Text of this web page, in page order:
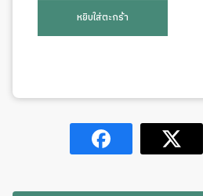
หยิบใส่ตะกร้า